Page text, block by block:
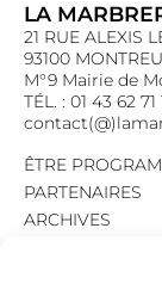
LA
21 RUE ALEXIS
93100
M°9 Mairie de
TÉL. : 01 43 62 71
ÊTRE
PARTENAIRES
ARCHIVES
MENTIONS